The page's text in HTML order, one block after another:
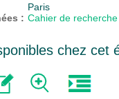
Paris
: Cahier de recherche
chez cet